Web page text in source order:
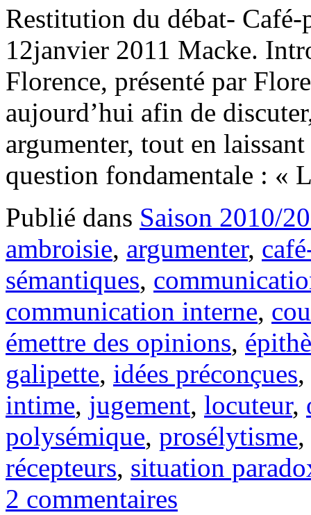
Restitution du débat-
12janvier 2011 Macke.
Florence, présenté par
aujourd’hui afin de
argumenter, tout en
question fondamentale :
Publié dans Saison 2010/
ambroisie, argumenter,
sémantiques,
communication interne,
émettre des opinions,
galipette, idées préconçues,
intime, jugement, locuteur,
polysémique, prosélytisme,
récepteurs, situation
2 commentaires